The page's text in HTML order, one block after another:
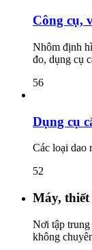
Công cụ,
Nhôm định
đo, dụng cụ
56
Dụng cụ
Các loại dao
52
Máy,
Nơi tập trung
không